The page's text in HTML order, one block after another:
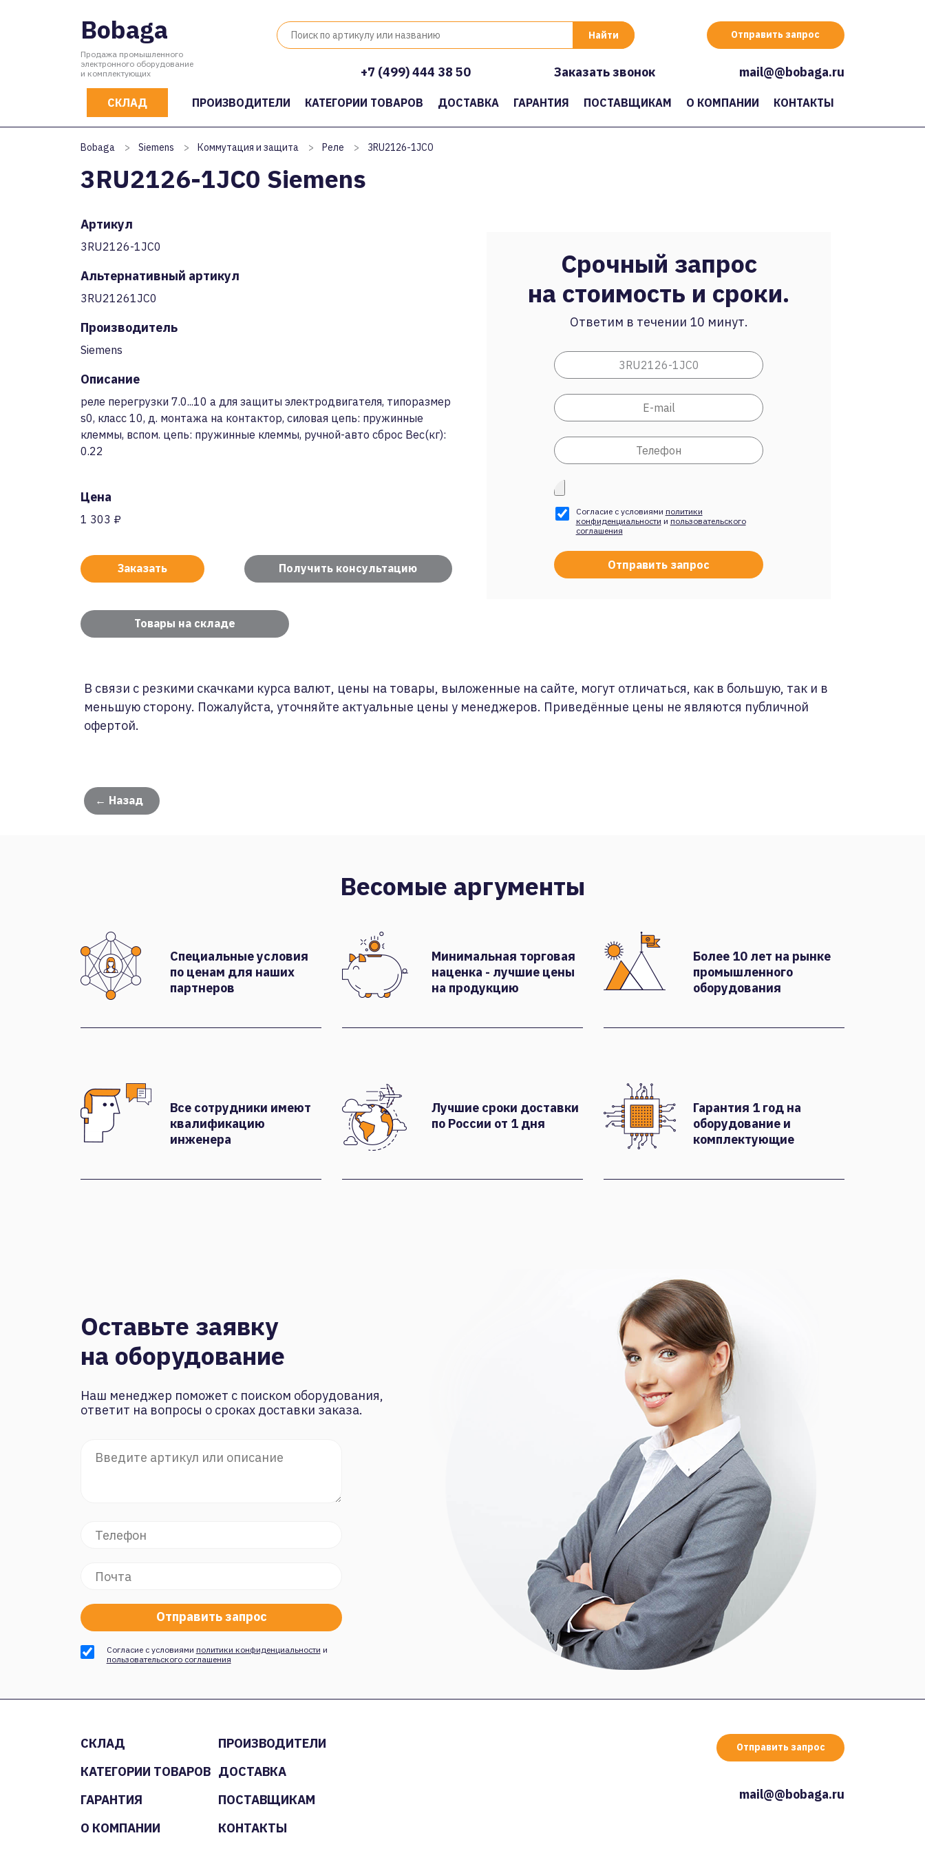
Bobaga
Продажа промышленного
электронного оборудование
и комплектующих
Отправить запрос
+7 (499) 444 38 50 Заказать звонок mail@@bobaga.ru
СКЛАД ПРОИЗВОДИТЕЛИ КАТЕГОРИИ ТОВАРОВ ДОСТАВКА ГАРАНТИЯ ПОСТАВЩИКАМ О КОМПАНИИ КОНТАКТЫ
Bobaga > Siemens > Коммутация и защита > Реле > 3RU2126-1JC0
3RU2126-1JC0 Siemens
Артикул
3RU2126-1JC0
Альтернативный артикул
3RU21261JC0
Производитель
Siemens
Описание
реле перегрузки 7.0...10 a для защиты электродвигателя, типоразмер
s0, класс 10, д. монтажа на контактор, силовая цепь: пружинные
клеммы, вспом. цепь: пружинные клеммы, ручной-авто сброс Вес(кг):
0.22
Цена
1 303 ₽
Заказать Получить консультацию
Товары на складе
Срочный запрос
на стоимость и сроки.
Ответим в течении 10 минут.
Согласие с условиями политики
конфиденциальности и пользовательского
соглашения
В связи с резкими скачками курса валют, цены на товары, выложенные на сайте, могут отличаться, как в большую, так и в
меньшую сторону. Пожалуйста, уточняйте актуальные цены у менеджеров. Приведённые цены не являются публичной
офертой.
← Назад
Весомые аргументы
Специальные условия
по ценам для наших
партнеров
Минимальная торговая
наценка - лучшие цены
на продукцию
Более 10 лет на рынке
промышленного
оборудования
Все сотрудники имеют
квалификацию
инженера
Лучшие сроки доставки
по России от 1 дня
Гарантия 1 год на
оборудование и
комплектующие
Оставьте заявку
на оборудование
Наш менеджер поможет с поиском оборудования,
ответит на вопросы о сроках доставки заказа.
Согласие с условиями политики конфиденциальности и
пользовательского соглашения
СКЛАД
ПРОИЗВОДИТЕЛИ
КАТЕГОРИИ ТОВАРОВ ДОСТАВКА
ГАРАНТИЯ
ПОСТАВЩИКАМ
О КОМПАНИИ
КОНТАКТЫ
Отправить запрос
mail@@bobaga.ru